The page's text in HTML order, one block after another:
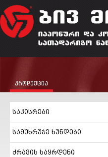
პროდუქცია
საკისრები
სამუხრუჭე ხუნდები
ძრავის საყრდენი